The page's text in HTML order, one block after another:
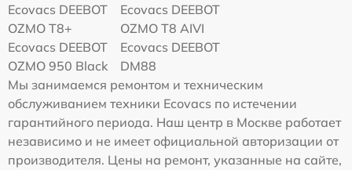
Ecovacs DEEBOT
OZMO T8+
Ecovacs DEEBOT
OZMO T8 AIVI
Ecovacs DEEBOT
OZMO 950 Black
Ecovacs DEEBOT
DM88
Мы занимаемся ремонтом и техническим
обслуживанием техники Ecovacs по истечении
гарантийного периода. Наш центр в Москве работает
независимо и не имеет официальной авторизации от
производителя. Цены на ремонт, указанные на сайте,